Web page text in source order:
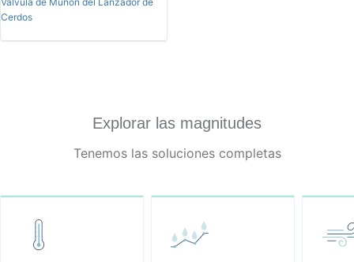
Cerdos
Explorar las magnitudes
Tenemos las soluciones completas